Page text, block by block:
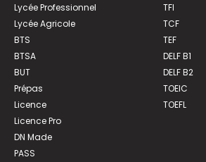
Lycée Professionnel
Lycée Agricole
BTS
BTSA
BUT
Prépas
Licence
Licence Pro
DN Made
PASS
TFI
TCF
TEF
DELF B1
DELF B2
TOEIC
TOEFL